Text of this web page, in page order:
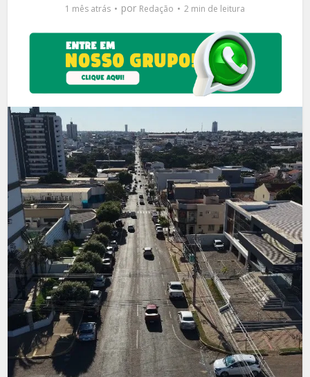
1 mês atrás por Redação 2 min de leitura